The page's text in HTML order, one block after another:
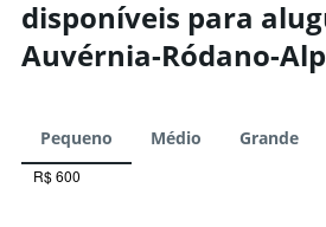
disponíveis para
Auvérnia-Ródano-
Pequeno Médio Grande
R$ 600